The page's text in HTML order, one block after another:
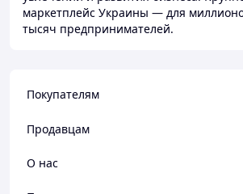
маркетплейс Украины — для
тысяч предпринимателей.
Покупателям
Продавцам
О нас